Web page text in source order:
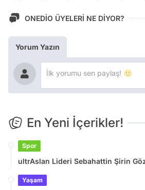
ONEDİO ÜYELERİ NE DİYOR?
Yorum Yazın
En Yeni İçerikler!
Spor
ultrAslan Lideri Sebahattin Şirin
Yaşam